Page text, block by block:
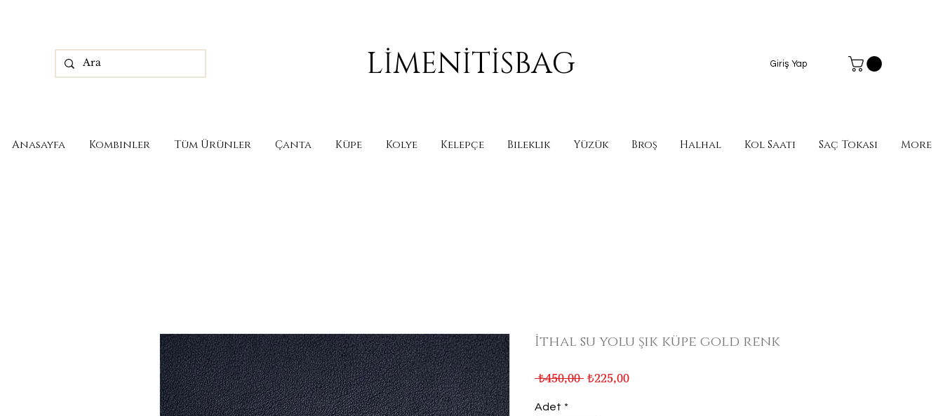
LİMENİTİSBAG Giriş Yap
Anasayfa Kombinler Tüm Ürünler Çanta Küpe Kolye Kelepçe Bileklik Yüzük Broş Halhal Kol Saati Saç Tokası More
İthal su yolu şık küpe gold renk
₺450,00 Normal
₺225,00İndirimli
Adet *